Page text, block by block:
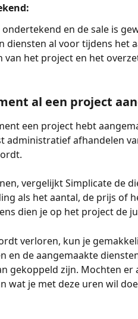
en de sale is
diensten al voor tijdens het
van het project en het
al een project
een project hebt
administratief afhandelen
vergelijkt Simplicate de
als het aantal, de prijs of
dien je op het project de
verloren, kun je
en de aangemaakte
gekoppeld zijn. Mochten er
wat je met deze uren wil